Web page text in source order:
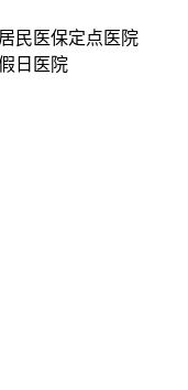
民医保定点医院
日医院